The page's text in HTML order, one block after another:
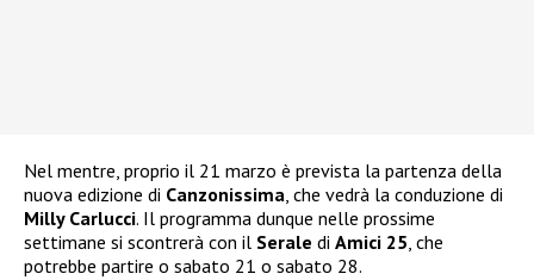
Nel mentre, proprio il 21 marzo è prevista la partenza della
nuova edizione di Canzonissima, che vedrà la conduzione di
Milly Carlucci. Il programma dunque nelle prossime
settimane si scontrerà con il Serale di Amici 25, che
potrebbe partire o sabato 21 o sabato 28.